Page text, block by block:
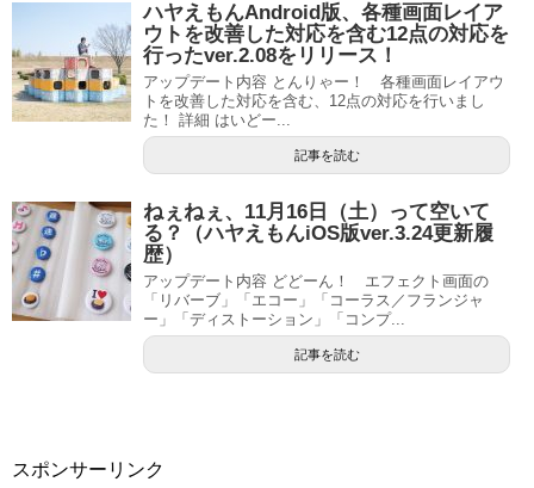
ハヤえもんAndroid版、各種画面レイア
ウトを改善した対応を含む12点の対応を
行ったver.2.08をリリース！
アップデート内容 とんりゃー！ 各種画面レイアウ
トを改善した対応を含む、12点の対応を行いまし
た！ 詳細 はいどー...
記事を読む
ねぇねぇ、11月16日（土）って空いて
る？（ハヤえもんiOS版ver.3.24更新履
歴）
アップデート内容 どどーん！ エフェクト画面の
「リバーブ」「エコー」「コーラス／フランジャ
ー」「ディストーション」「コンプ...
記事を読む
スポンサーリンク